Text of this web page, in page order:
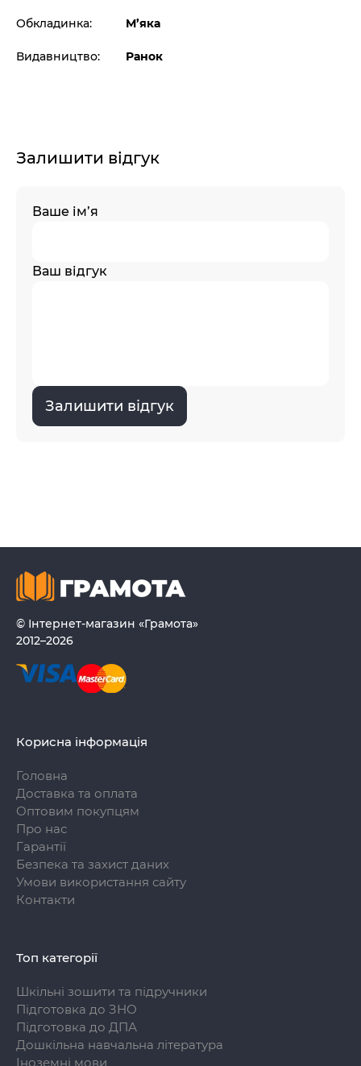
Обкладинка: М’яка
Видавництво: Ранок
Залишити відгук
Ваше ім’я
Ваш відгук
Залишити відгук
© Інтернет-магазин «Грамота»
2012–2026
Корисна інформація
Головна
Доставка та оплата
Оптовим покупцям
Про нас
Гарантії
Безпека та захист даних
Умови використання сайту
Контакти
Топ категорії
Шкільні зошити та підручники
Підготовка до ЗНО
Підготовка до ДПА
Дошкільна навчальна література
Іноземні мови